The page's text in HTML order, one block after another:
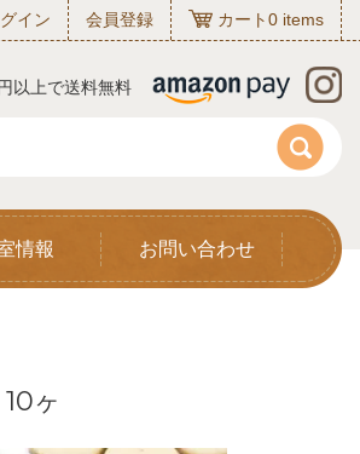
イン 会員登録 カート0 items
以上で送料無料
情報 お問い合わせ
ヶ